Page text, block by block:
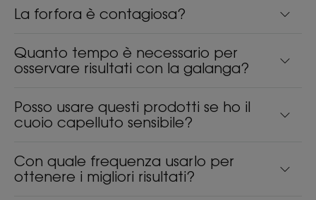
La forfora è contagiosa?
Quanto tempo è necessario per
osservare risultati con la galanga?
Posso usare questi prodotti se ho il
cuoio capelluto sensibile?
Con quale frequenza usarlo per
ottenere i migliori risultati?